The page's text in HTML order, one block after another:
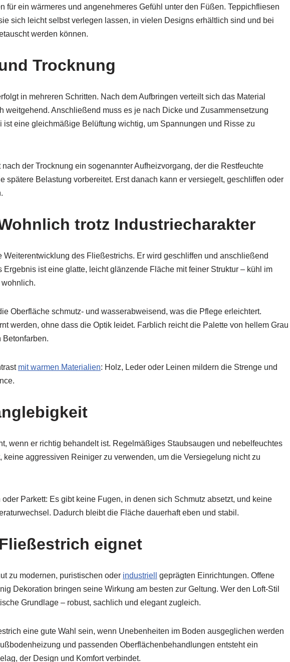
für ein wärmeres und angenehmeres Gefühl unter den Füßen. Teppichfliesen
sich leicht selbst verlegen lassen, in vielen Designs erhältlich sind und bei
werden können.
Trocknung
in mehreren Schritten. Nach dem Aufbringen verteilt sich das Material
weitgehend. Anschließend muss es je nach Dicke und Zusammensetzung
ist eine gleichmäßige Belüftung wichtig, um Spannungen und Risse zu
der Trocknung ein sogenannter Aufheizvorgang, der die Restfeuchte
spätere Belastung vorbereitet. Erst danach kann er versiegelt, geschliffen oder
trotz Industriecharakter
Weiterentwicklung des Fließestrichs. Er wird geschliffen und anschließend
Ergebnis ist eine glatte, leicht glänzende Fläche mit feiner Struktur – kühl im
Oberfläche schmutz- und wasserabweisend, was die Pflege erleichtert.
werden, ohne dass die Optik leidet. Farblich reicht die Palette von hellem Grau
Betonfarben.
mit warmen Materialien: Holz, Leder oder Leinen mildern die Strenge und
wenn er richtig behandelt ist. Regelmäßiges Staubsaugen und nebelfeuchtes
keine aggressiven Reiniger zu verwenden, um die Versiegelung nicht zu
Parkett: Es gibt keine Fugen, in denen sich Schmutz absetzt, und keine
Dadurch bleibt die Fläche dauerhaft eben und stabil.
eignet
zu modernen, puristischen oder industriell
geprägten Einrichtungen. Offene
Dekoration bringen seine Wirkung am besten zur Geltung. Wer den Loft-Stil
Grundlage – robust, sachlich und elegant zugleich.
eine gute Wahl sein, wenn Unebenheiten im Boden ausgeglichen werden
und passenden Oberflächenbehandlungen entsteht ein
der Design und Komfort verbindet.